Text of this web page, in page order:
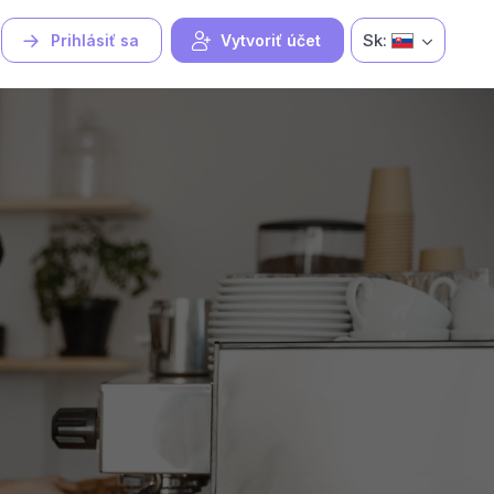
Prihlásiť sa Vytvoriť účet Sk: